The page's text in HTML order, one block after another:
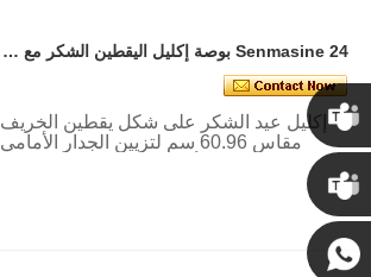
Senmasine 24 بوصة إكليل اليقطين الشكر مع عباد الشمس الأبيض بريق الصنوبر مرحبا علامة ديكور الخريف
إكليل عيد الشكر على شكل يقطين الخريف
مقاس 60.96 سم لتزيين الجدار الأمامي
كريس
كيني